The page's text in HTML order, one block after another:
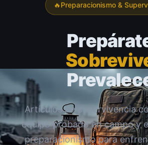
🔥Preparacionismo &
Artículos de supervivencia
equipo probado en campo y
preparacionismo para